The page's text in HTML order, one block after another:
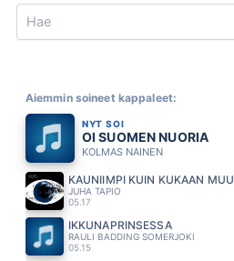
Search
Aiemmin soineet kappaleet:
NYT SOI
OI SUOMEN NUORIA
KOLMAS NAINEN
KAUNIIMPI KUIN KUKAAN MUU
JUHA TAPIO
05.17
IKKUNAPRINSESSA
RAULI BADDING SOMERJOKI
05.15